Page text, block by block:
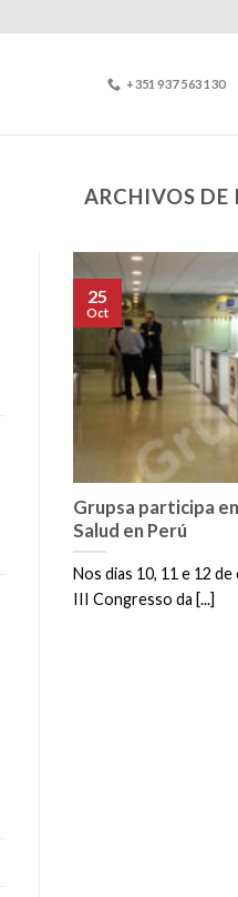
+351 937 563 130
ARCHIVOS DE
Grupsa participa
Salud en Perú
Nos dias 10, 11 e 12
III Congresso da [...]
25
Oct